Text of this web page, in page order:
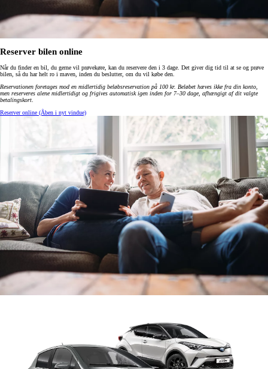
Reserver bilen online
Når du finder en bil, du gerne vil prøvekøre, kan du reservere den i 3 dage. Det giver dig tid til at se og prøve
bilen, så du har helt ro i maven, inden du beslutter, om du vil købe den.
Reservationen foretages mod en midlertidig beløbsreservation på 100 kr. Beløbet hæves ikke fra din konto,
men reserveres alene midlertidigt og frigives automatisk igen inden for 7–30 dage, afhængigt af dit valgte
betalingskort.
Reserver online (Åben i nyt vindue)